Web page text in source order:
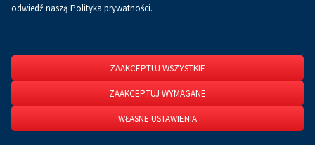
odwiedź naszą Polityka prywatności.
ZAAKCEPTUJ WSZYSTKIE
ZAAKCEPTUJ WYMAGANE
WŁASNE USTAWIENIA